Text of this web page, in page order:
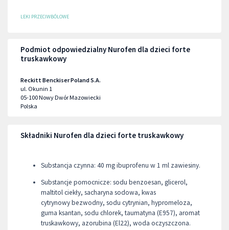
LEKI PRZECIWBÓLOWE
Podmiot odpowiedzialny Nurofen dla dzieci forte
truskawkowy
Reckitt Benckiser Poland S.A.
ul. Okunin 1
05-100Nowy Dwór Mazowiecki
Polska
Składniki Nurofen dla dzieci forte truskawkowy
Substancja czynna: 40 mg ibuprofenu w 1 ml zawiesiny.
Substancje pomocnicze: sodu benzoesan, glicerol,
maltitol ciekły, sacharyna sodowa, kwas
cytrynowy bezwodny, sodu cytrynian, hypromeloza,
guma ksantan, sodu chlorek, taumatyna (E957), aromat
truskawkowy, azorubina (El22), woda oczyszczona.